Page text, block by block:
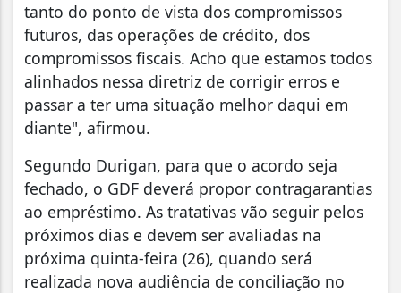
tanto do ponto de vista dos compromissos
futuros, das operações de crédito, dos
compromissos fiscais. Acho que estamos todos
alinhados nessa diretriz de corrigir erros e
passar a ter uma situação melhor daqui em
diante", afirmou.
Segundo Durigan, para que o acordo seja
fechado, o GDF deverá propor contragarantias
ao empréstimo. As tratativas vão seguir pelos
próximos dias e devem ser avaliadas na
próxima quinta-feira (26), quando será
realizada nova audiência de conciliação no